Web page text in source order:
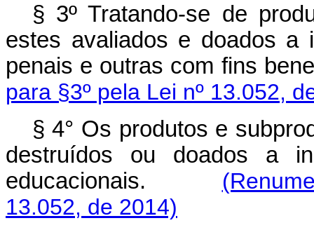
§ 3º Tratando-se de
estes avaliados e doados a
penais e outras com fins
para §3º pela Lei nº 13.052,
§ 4° Os produtos e
destruídos ou doados a
educacionais.
13.052, de 2014)